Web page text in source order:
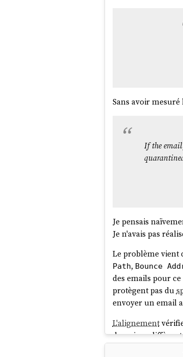
Sans avoir
If the email
Je pensais
Je n'avais pas
Le problème vient
Path, Bounce
des emails pour
protègent pas du
envoyer un email
L'alignement
domaines